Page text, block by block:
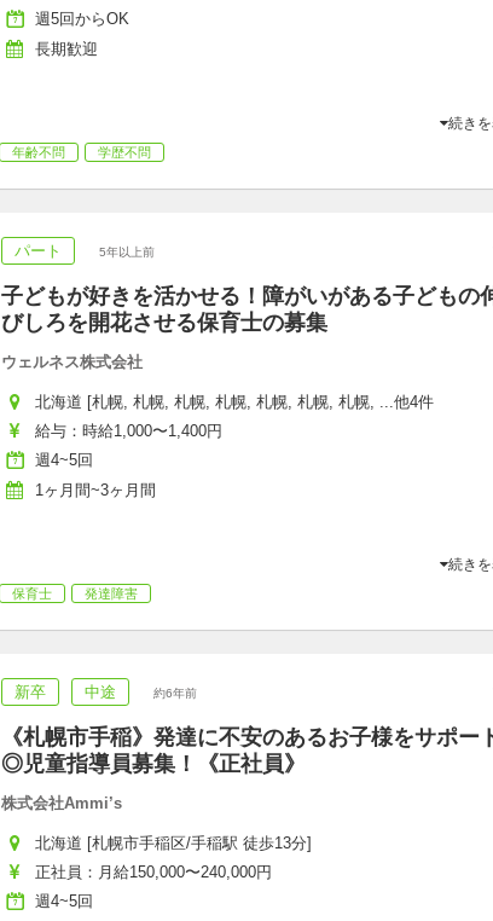
週5回からOK
長期歓迎
続き
年齢不問 学歴不問
パート 5年以上前
子どもが好きを活かせる！障がいがある子どもの
びしろを開花させる保育士の募集
ウェルネス株式会社
北海道 [札幌, 札幌, 札幌, 札幌, 札幌, 札幌, 札幌, ...他4件
給与：時給1,000〜1,400円
週4~5回
1ヶ月間~3ヶ月間
続き
保育士 発達障害
新卒 中途 約6年前
《札幌市手稲》発達に不安のあるお子様をサポー
◎児童指導員募集！《正社員》
株式会社Ammi’s
北海道 [札幌市手稲区/手稲駅 徒歩13分]
正社員：月給150,000〜240,000円
週4~5回